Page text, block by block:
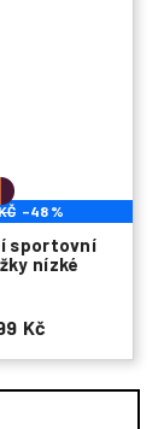
–48 %
sportovní
nízké
Kč